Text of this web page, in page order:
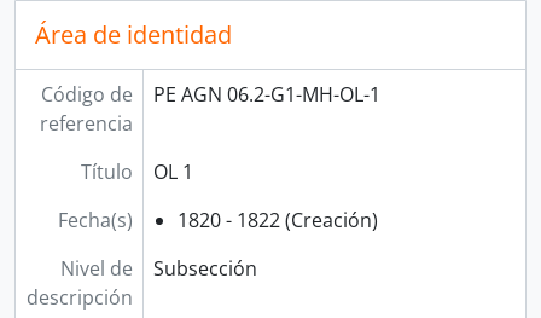
[Subsección] OL 28a
[Subsección] OL 29
[Subsección] OL 30
[Subsección] OL 32
[Subsección] OL 33
[Subsección] OL 34
[Subsección] OL 35
Área de identidad
Código de
referencia
PE AGN 06.2-G1-MH-OL-1
Título
OL 1
Fecha(s)
1820 - 1822 (Creación)
Nivel de
descripción
Subsección